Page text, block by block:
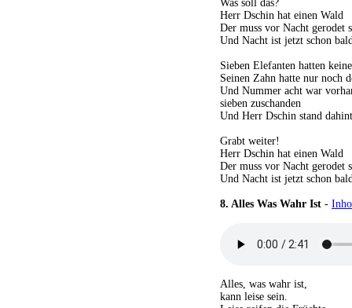
Was soll das?
Herr Dschin hat einen Wald
Der muss vor Nacht gerodet
Und Nacht ist jetzt schon
Sieben Elefanten hatten
Seinen Zahn hatte nur noch
Und Nummer acht war
sieben zuschanden
Und Herr Dschin stand
Grabt weiter!
Herr Dschin hat einen Wald
Der muss vor Nacht gerodet
Und Nacht ist jetzt schon
8. Alles Was Wahr Ist -
Alles, was wahr ist,
kann leise sein.